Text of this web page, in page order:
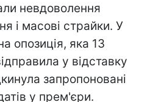
невдоволення
і масові страйки. У
опозиція, яка 13
у відставку
запропоновані
у прем'єри.